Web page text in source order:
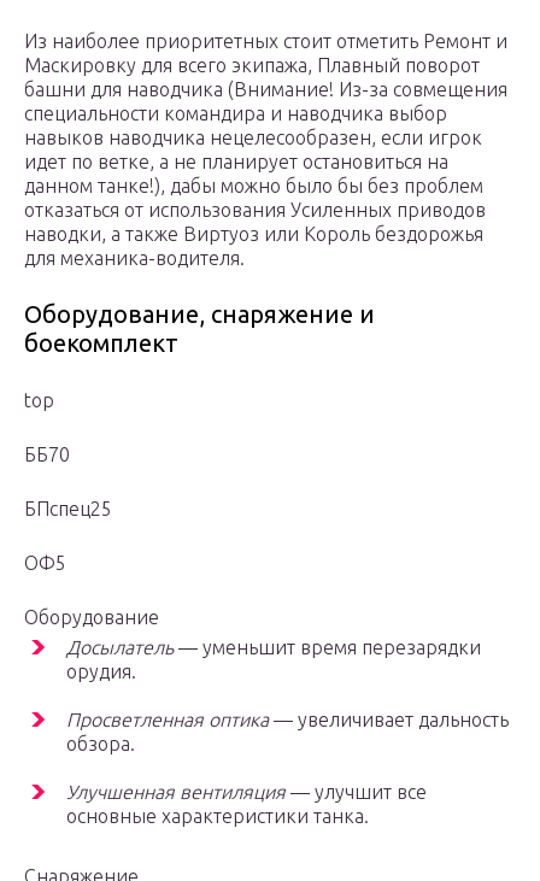
Из наиболее приоритетных стоит отметить Ремонт и
Маскировку для всего экипажа, Плавный поворот
башни для наводчика (Внимание! Из-за совмещения
специальности командира и наводчика выбор
навыков наводчика нецелесообразен, если игрок
идет по ветке, а не планирует остановиться на
данном танке!), дабы можно было бы без проблем
отказаться от использования Усиленных приводов
наводки, а также Виртуоз или Король бездорожья
для механика-водителя.
Оборудование, снаряжение и
боекомплект
top
ББ70
БПспец25
ОФ5
Оборудование
Досылатель— уменьшит время перезарядки
орудия.
Просветленная оптика— увеличивает дальность
обзора.
Улучшенная вентиляция — улучшит все
основные характеристики танка.
Снаряжение